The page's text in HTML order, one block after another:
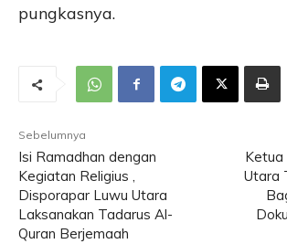
pungkasnya.
Sebelumnya
Isi Ramadhan dengan
Kegiatan Religius ,
Disporapar Luwu Utara
Laksanakan Tadarus Al-
Quran Berjemaah
Utara